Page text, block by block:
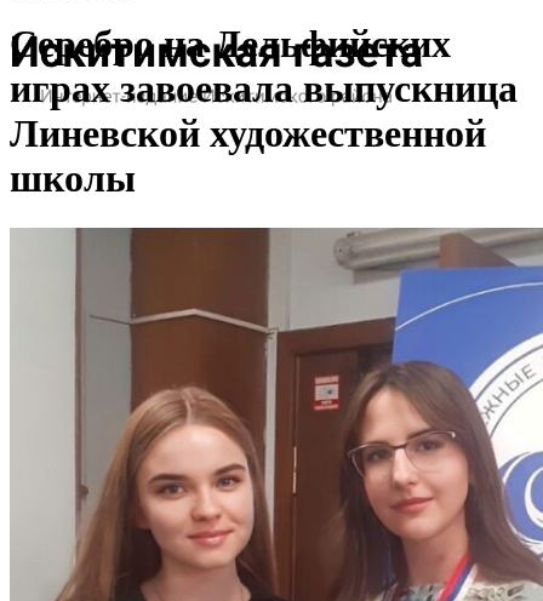
Серебро на Дельфийских
играх завоевала выпускница
Линевской художественной
школы